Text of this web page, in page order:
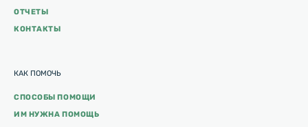
ОТЧЕТЫ
КОНТАКТЫ
КАК ПОМОЧЬ
СПОСОБЫ ПОМОЩИ
ИМ НУЖНА ПОМОЩЬ